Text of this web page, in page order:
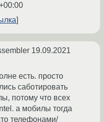
19.09.2021
есть. просто
саботировать
потому что всех
а мобилы тогда
телефонами/